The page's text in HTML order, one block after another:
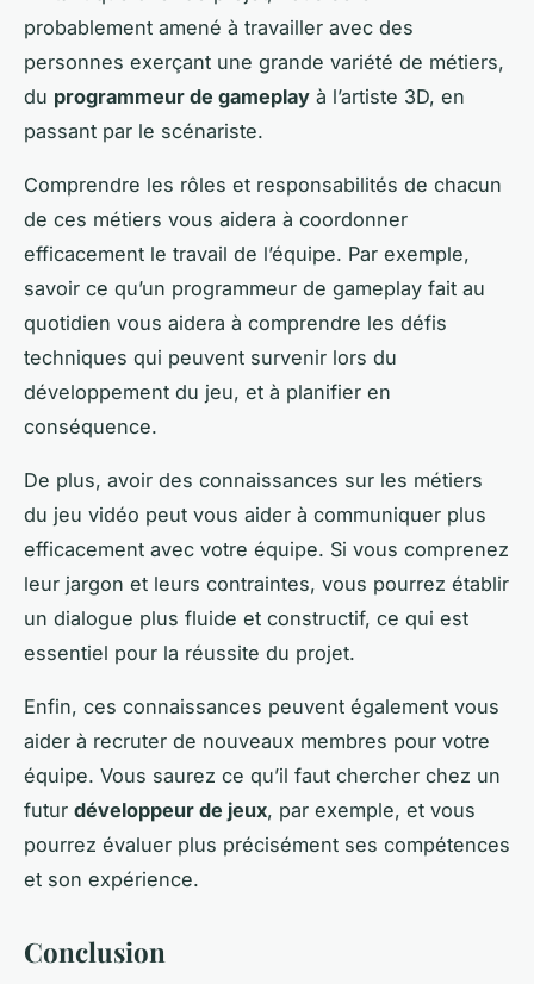
probablement amené à travailler avec des
personnes exerçant une grande variété de métiers,
du programmeur de gameplay à l’artiste 3D, en
passant par le scénariste.
Comprendre les rôles et responsabilités de chacun
de ces métiers vous aidera à coordonner
efficacement le travail de l’équipe. Par exemple,
savoir ce qu’un programmeur de gameplay fait au
quotidien vous aidera à comprendre les défis
techniques qui peuvent survenir lors du
développement du jeu, et à planifier en
conséquence.
De plus, avoir des connaissances sur les métiers
du jeu vidéo peut vous aider à communiquer plus
efficacement avec votre équipe. Si vous comprenez
leur jargon et leurs contraintes, vous pourrez établir
un dialogue plus fluide et constructif, ce qui est
essentiel pour la réussite du projet.
Enfin, ces connaissances peuvent également vous
aider à recruter de nouveaux membres pour votre
équipe. Vous saurez ce qu’il faut chercher chez un
futur développeur de jeux, par exemple, et vous
pourrez évaluer plus précisément ses compétences
et son expérience.
Conclusion